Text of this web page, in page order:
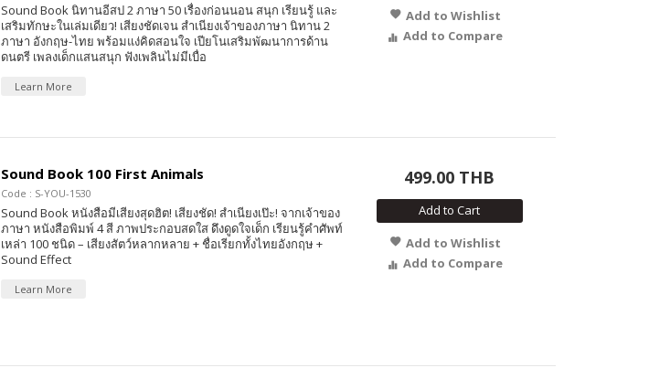
Sound Book นิทานอีสป 2 ภาษา 50 เรื่องก่อนนอน สนุก เรียนรู้ และ
เสริมทักษะในเล่มเดียว! เสียงชัดเจน สำเนียงเจ้าของภาษา นิทาน 2
ภาษา อังกฤษ-ไทย พร้อมแง่คิดสอนใจ เปียโนเสริมพัฒนาการด้าน
ดนตรี เพลงเด็กแสนสนุก ฟังเพลินไม่มีเบื่อ
Learn More
Add to Wishlist
Add to Compare
Sound Book 100 First Animals
Code : S-YOU-1530
Sound Book หนังสือมีเสียงสุดฮิต! เสียงชัด! สำเนียงเป๊ะ! จากเจ้าของ
ภาษา หนังสือพิมพ์ 4 สี ภาพประกอบสดใส ดึงดูดใจเด็ก เรียนรู้คำศัพท์
เหล่า 100 ชนิด – เสียงสัตว์หลากหลาย + ชื่อเรียกทั้งไทยอังกฤษ +
Sound Effect
Learn More
499.00 THB
Add to Cart
Add to Wishlist
Add to Compare